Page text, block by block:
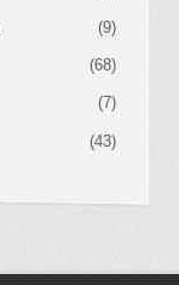
(9)
(68)
(7)
(43)